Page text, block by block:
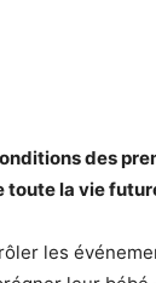
des
toute la vie
les